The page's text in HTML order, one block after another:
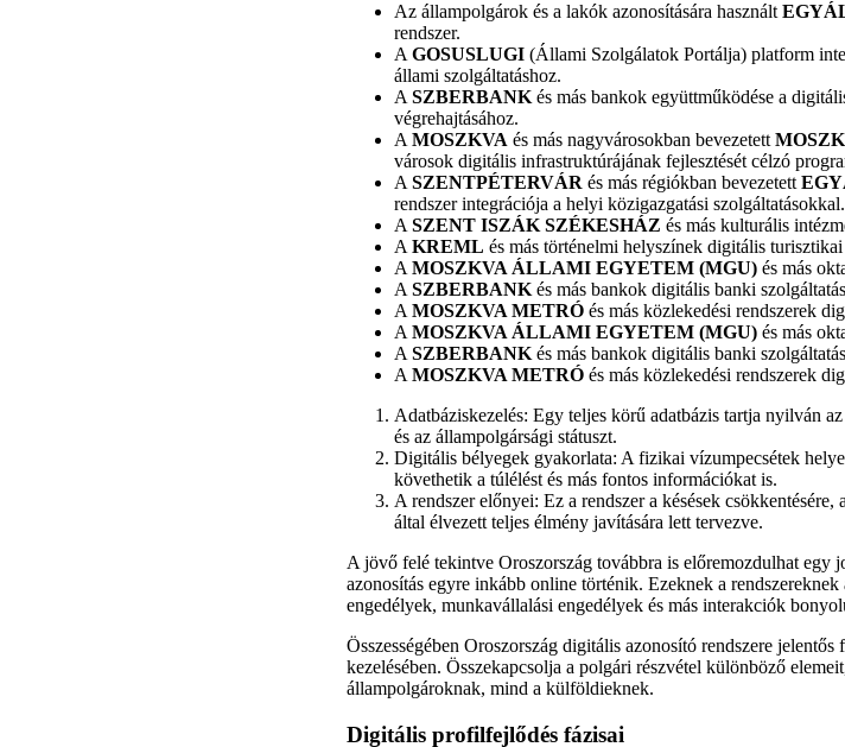
Az állampolgárok és a lakók azonosítására használt
rendszer.
A GOSUSLUGI (Állami Szolgálatok Portálja) platform
állami szolgáltatáshoz.
A SZBERBANK és más bankok együttműködése a
végrehajtásához.
A MOSZKVA és más nagyvárosokban bevezetett
városok digitális infrastruktúrájának fejlesztését célzó
A SZENTPÉTERVÁR és más régiókban bevezetett
rendszer integrációja a helyi közigazgatási szolgáltatásokkal.
A SZENT ISZÁK SZÉKESHÁZ és más kulturális
A KREML és más történelmi helyszínek digitális turisztikai
A MOSZKVA ÁLLAMI EGYETEM (MGU) és más
A SZBERBANK és más bankok digitális banki
A MOSZKVA METRÓ és más közlekedési rendszerek
A MOSZKVA ÁLLAMI EGYETEM (MGU) és más
A SZBERBANK és más bankok digitális banki
A MOSZKVA METRÓ és más közlekedési rendszerek
Adatbáziskezelés: Egy teljes körű adatbázis tartja nyilván
és az állampolgársági státuszt.
Digitális bélyegek gyakorlata: A fizikai vízumpecsétek
követhetik a túlélést és más fontos információkat is.
A rendszer előnyei: Ez a rendszer a késések
által élvezett teljes élmény javítására lett tervezve.
A jövő felé tekintve Oroszország továbbra is előremozdulhat egy
azonosítás egyre inkább online történik. Ezeknek a
engedélyek, munkavállalási engedélyek és más interakciók
Összességében Oroszország digitális azonosító rendszere
kezelésében. Összekapcsolja a polgári részvétel különböző
állampolgároknak, mind a külföldieknek.
Digitális profilfejlődés fázisai